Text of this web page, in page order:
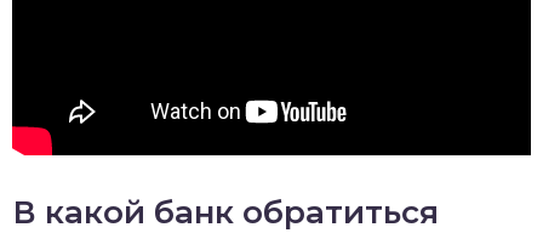
В какой банк обратиться